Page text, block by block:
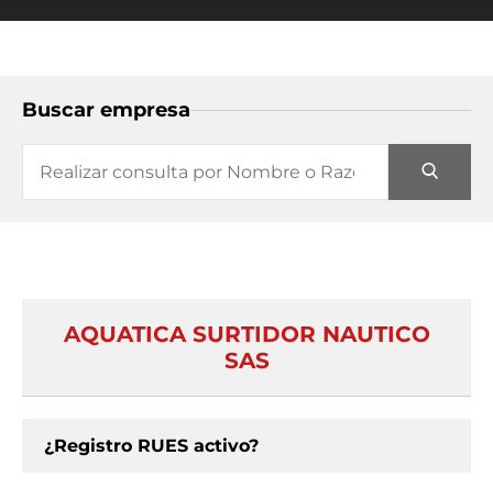
Buscar empresa
AQUATICA SURTIDOR NAUTICO
SAS
¿Registro RUES activo?